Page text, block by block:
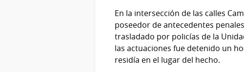
En la intersección de las calles
poseedor de antecedentes
trasladado por policías de la
las actuaciones fue detenido un
residía en el lugar del hecho.